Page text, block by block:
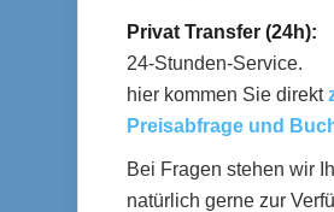
Privat Transfer (24h):
24-Stunden-Service.
hier kommen Sie direkt
Preisabfrage und
Bei Fragen stehen wir
natürlich gerne zur